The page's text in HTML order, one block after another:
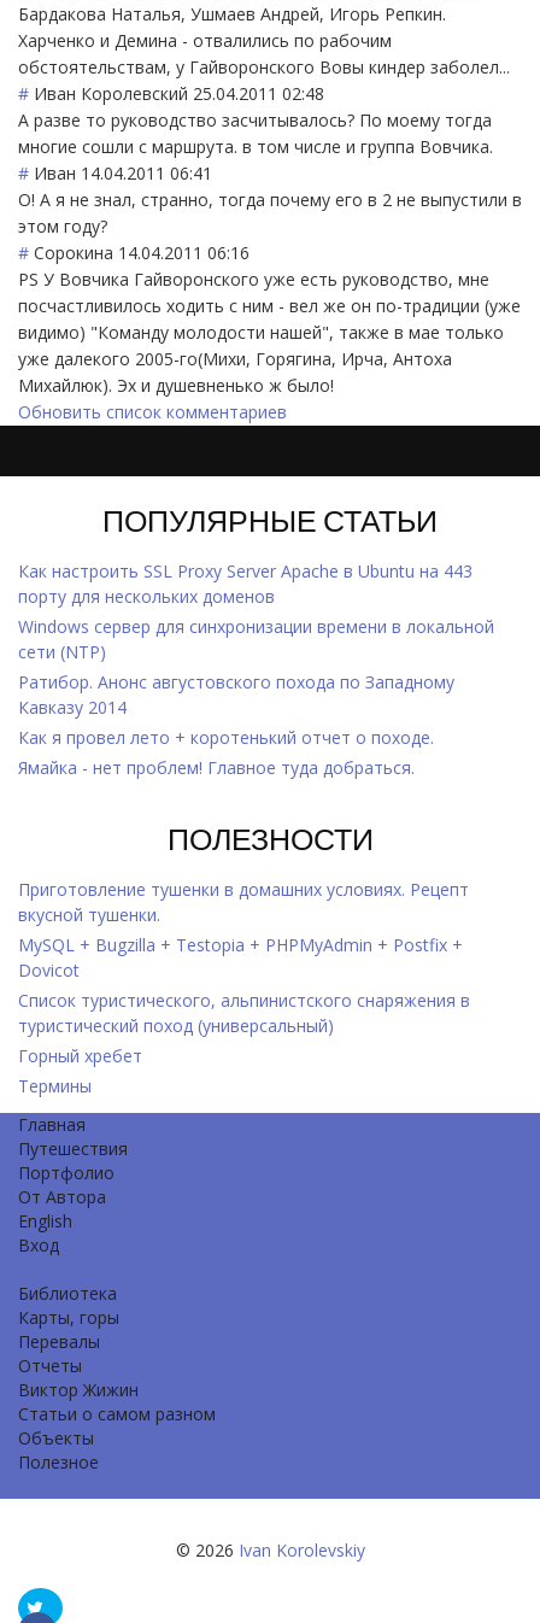
Бардакова Наталья, Ушмаев Андрей, Игорь Репкин.
Харченко и Демина - отвалились по рабочим
обстоятельствам, у Гайворонского Вовы киндер заболел...
# Иван Королевский 25.04.2011 02:48
А разве то руководство засчитывалось? По моему тогда
многие сошли с маршрута. в том числе и группа Вовчика.
# Иван 14.04.2011 06:41
О! А я не знал, странно, тогда почему его в 2 не выпустили в
этом году?
# Сорокина 14.04.2011 06:16
PS У Вовчика Гайворонского уже есть руководство, мне
посчастливилось ходить с ним - вел же он по-традиции (уже
видимо) "Команду молодости нашей", также в мае только
уже далекого 2005-го(Михи, Горягина, Ирча, Антоха
Михайлюк). Эх и душевненько ж было!
Обновить список комментариев
ПОПУЛЯРНЫЕ СТАТЬИ
Как настроить SSL Proxy Server Apache в Ubuntu на 443
порту для нескольких доменов
Windows cервер для синхронизации времени в локальной
сети (NTP)
Ратибор. Анонс августовского похода по Западному
Кавказу 2014
Как я провел лето + коротенький отчет о походе.
Ямайка - нет проблем! Главное туда добраться.
ПОЛЕЗНОСТИ
Приготовление тушенки в домашних условиях. Рецепт
вкусной тушенки.
MySQL + Bugzilla + Testopia + PHPMyAdmin + Postfix +
Dovicot
Список туристического, альпинистского снаряжения в
туристический поход (универсальный)
Горный хребет
Термины
Главная
Путешествия
Портфолио
От Автора
English
Вход
Библиотека
Карты, горы
Перевалы
Отчеты
Виктор Жижин
Статьи о самом разном
Объекты
Полезное
© 2026 Ivan Korolevskiy